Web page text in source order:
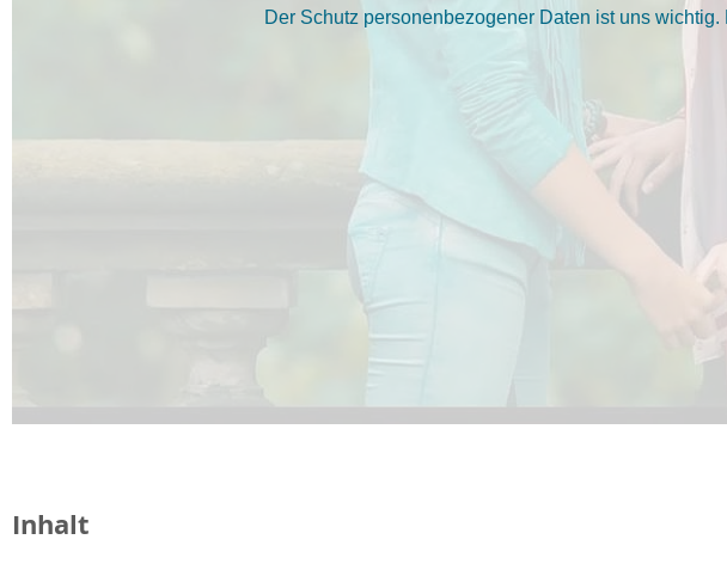
Der Schutz personenbezogener Daten ist uns
Inhalt